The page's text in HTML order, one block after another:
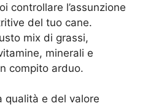
controllare l’assunzione
del tuo cane.
mix di grassi,
minerali e
compito arduo.
qualità e del valore